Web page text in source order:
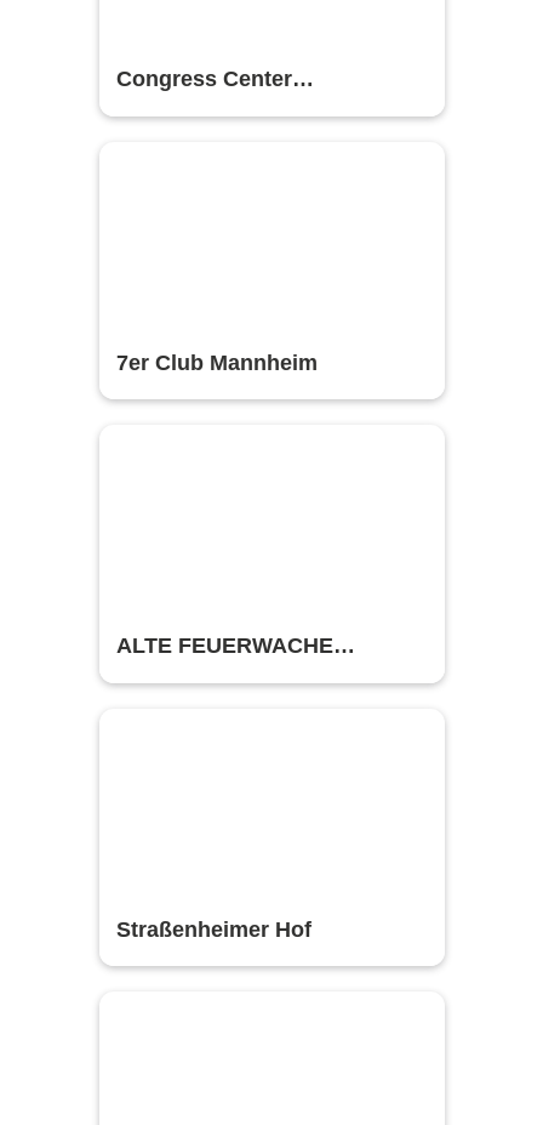
Congress Center
Rosengarten Mannheim
7er Club Mannheim
ALTE FEUERWACHE
Mannheim
Straßenheimer Hof